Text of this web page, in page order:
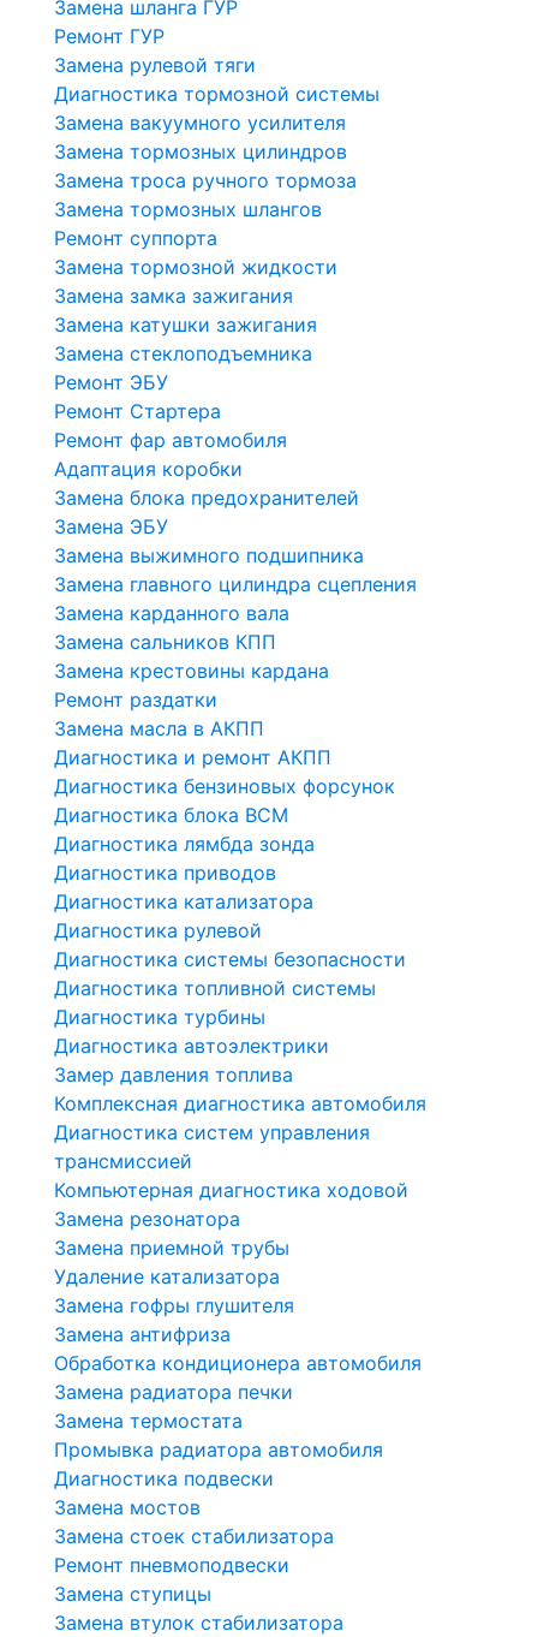
Замена шланга ГУР
Ремонт ГУР
Замена рулевой тяги
Диагностика тормозной системы
Замена вакуумного усилителя
Замена тормозных цилиндров
Замена троса ручного тормоза
Замена тормозных шлангов
Ремонт суппорта
Замена тормозной жидкости
Замена замка зажигания
Замена катушки зажигания
Замена стеклоподъемника
Ремонт ЭБУ
Ремонт Стартера
Ремонт фар автомобиля
Адаптация коробки
Замена блока предохранителей
Замена ЭБУ
Замена выжимного подшипника
Замена главного цилиндра сцепления
Замена карданного вала
Замена сальников КПП
Замена крестовины кардана
Ремонт раздатки
Замена масла в АКПП
Диагностика и ремонт АКПП
Диагностика бензиновых форсунок
Диагностика блока BCM
Диагностика лямбда зонда
Диагностика приводов
Диагностика катализатора
Диагностика рулевой
Диагностика системы безопасности
Диагностика топливной системы
Диагностика турбины
Диагностика автоэлектрики
Замер давления топлива
Комплексная диагностика автомобиля
Диагностика систем управления
трансмиссией
Компьютерная диагностика ходовой
Замена резонатора
Замена приемной трубы
Удаление катализатора
Замена гофры глушителя
Замена антифриза
Обработка кондиционера автомобиля
Замена радиатора печки
Замена термостата
Промывка радиатора автомобиля
Диагностика подвески
Замена мостов
Замена стоек стабилизатора
Ремонт пневмоподвески
Замена ступицы
Замена втулок стабилизатора